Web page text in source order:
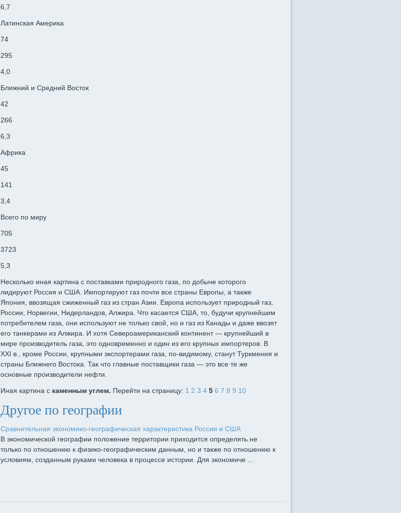
6,7
Латинская Америка
74
295
4,0
Ближний и Средний Восток
42
266
6,3
Африка
45
141
3,4
Всего по миру
705
3723
5,3
Несколько иная картина с поставками природного газа, по добыче которого
лидируют Россия и США. Импортируют газ почти все страны Европы, а также
Япония, ввозящая сжиженный газ из стран Азии. Европа использует природный газ,
России, Норвегии, Нидерландов, Алжира. Что касается США, то, будучи крупнейшим
потребителем газа, они используют не только свой, но и газ из Канады и даже ввозят
его танкерами из Алжира. И хотя Североамериканский континент — крупнейший в
мире производитель газа, это одновременно и один из его крупных импортеров. В
XXI в., кроме России, крупными экспортерами газа, по-видимому, станут Туркмения и
страны Ближнего Восто­ка. Так что главные поставщики газа — это все те же
основные производители нефти.
Иная картина с каменным углем. Перейти на страницу: 1 2 3 4 5 6 7 8 9 10
Другое по географии
Сравнительная экономико-географическая характеристика России и США
В экономической географии положение территории приходится определять не
только по отношению к физико-географическим данным, но и также по отношению к
условиям, созданным руками человека в процессе истории. Для экономиче ...